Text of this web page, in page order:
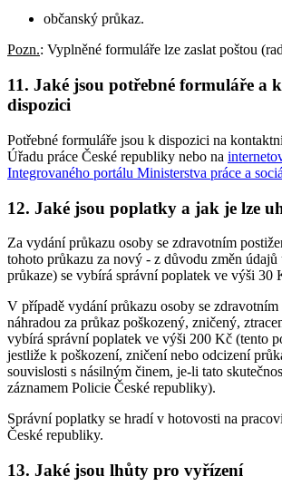
občanský průkaz.
Pozn.: Vyplněné formuláře lze zaslat poštou
11. Jaké jsou potřebné formuláře a
dispozici
Potřebné formuláře jsou k dispozici na
Úřadu práce České republiky nebo na
Integrovaného portálu Ministerstva práce a
12. Jaké jsou poplatky a jak je lze
Za vydání průkazu osoby se zdravotním
tohoto průkazu za nový - z důvodu změn údajů
průkaze) se vybírá správní poplatek ve výši 30
V případě vydání průkazu osoby se zdravotním
náhradou za průkaz poškozený, zničený,
vybírá správní poplatek ve výši 200 Kč (tento
jestliže k poškození, zničení nebo odcizení
souvislosti s násilným činem, je-li tato
záznamem Policie České republiky).
Správní poplatky se hradí v hotovosti na
České republiky.
13. Jaké jsou lhůty pro vyřízení